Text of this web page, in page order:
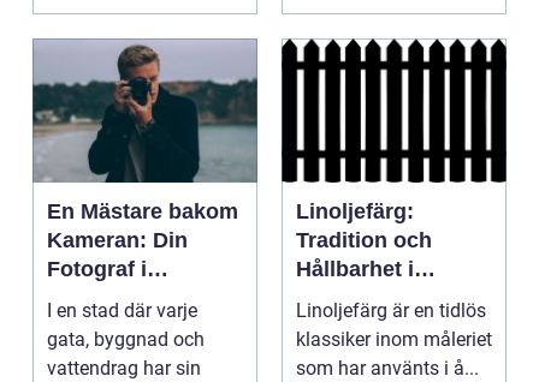
En Mästare bakom
Kameran: Din
Fotograf i
Stockholm
I en stad där varje
gata, byggnad och
vattendrag har sin
Linoljefärg:
Tradition och
Hållbarhet i
Modern Tappning
Linoljefärg är en tidlös
klassiker inom måleriet
som har använts i å...